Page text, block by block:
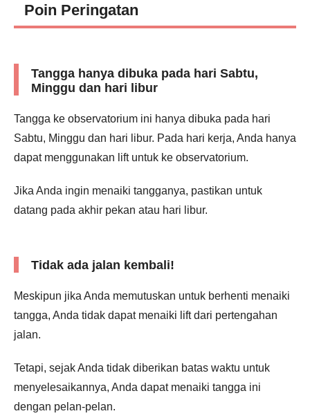
Poin Peringatan
Tangga hanya dibuka pada hari Sabtu,
Minggu dan hari libur
Tangga ke observatorium ini hanya dibuka pada hari
Sabtu, Minggu dan hari libur. Pada hari kerja, Anda hanya
dapat menggunakan lift untuk ke observatorium.
Jika Anda ingin menaiki tangganya, pastikan untuk
datang pada akhir pekan atau hari libur.
Tidak ada jalan kembali!
Meskipun jika Anda memutuskan untuk berhenti menaiki
tangga, Anda tidak dapat menaiki lift dari pertengahan
jalan.
Tetapi, sejak Anda tidak diberikan batas waktu untuk
menyelesaikannya, Anda dapat menaiki tangga ini
dengan pelan-pelan.